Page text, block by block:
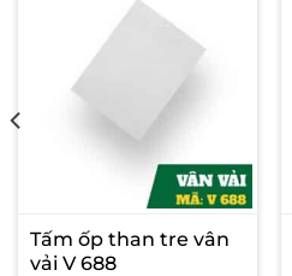
Tấm ốp than tre vân
vải V 688